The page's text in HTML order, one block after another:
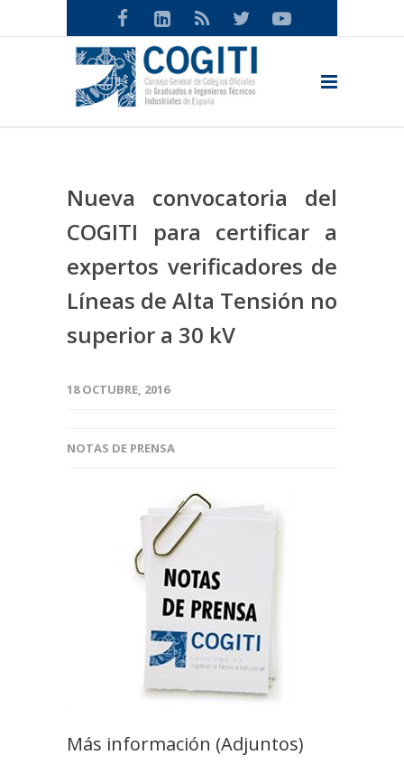
Nueva convocatoria del
COGITI para certificar a
expertos verificadores de
Líneas de Alta Tensión no
superior a 30 kV
18 OCTUBRE, 2016
NOTAS DE PRENSA
Más información (Adjuntos)